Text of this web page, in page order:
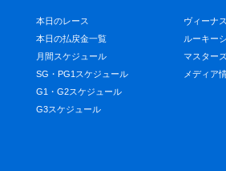
本日のレース
本日の払戻金一覧
月間スケジュール
SG・PG1スケジュール
G1・G2スケジュール
G3スケジュール
ヴィーナ
ルーキー
マスター
メディア